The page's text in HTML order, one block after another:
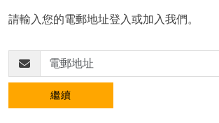
請輸入您的電郵地址登入或加入我們。
繼續